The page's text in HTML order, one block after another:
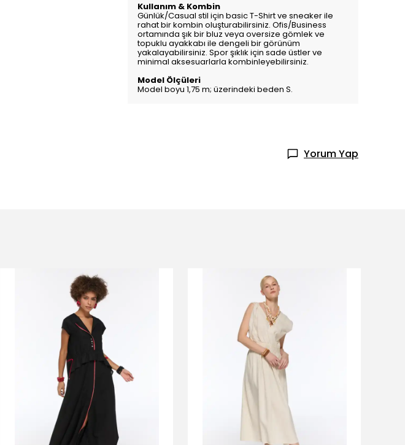
Kullanım & Kombin
Günlük/Casual stil için basic T-Shirt ve sneaker ile
rahat bir kombin oluşturabilirsiniz. Ofis/Business
ortamında şık bir bluz veya oversize gömlek ve
topuklu ayakkabı ile dengeli bir görünüm
yakalayabilirsiniz. Spor şıklık için sade üstler ve
minimal aksesuarlarla kombinleyebilirsiniz.
Model Ölçüleri
Model boyu 1,75 m; üzerindeki beden S.
Yorum Yap